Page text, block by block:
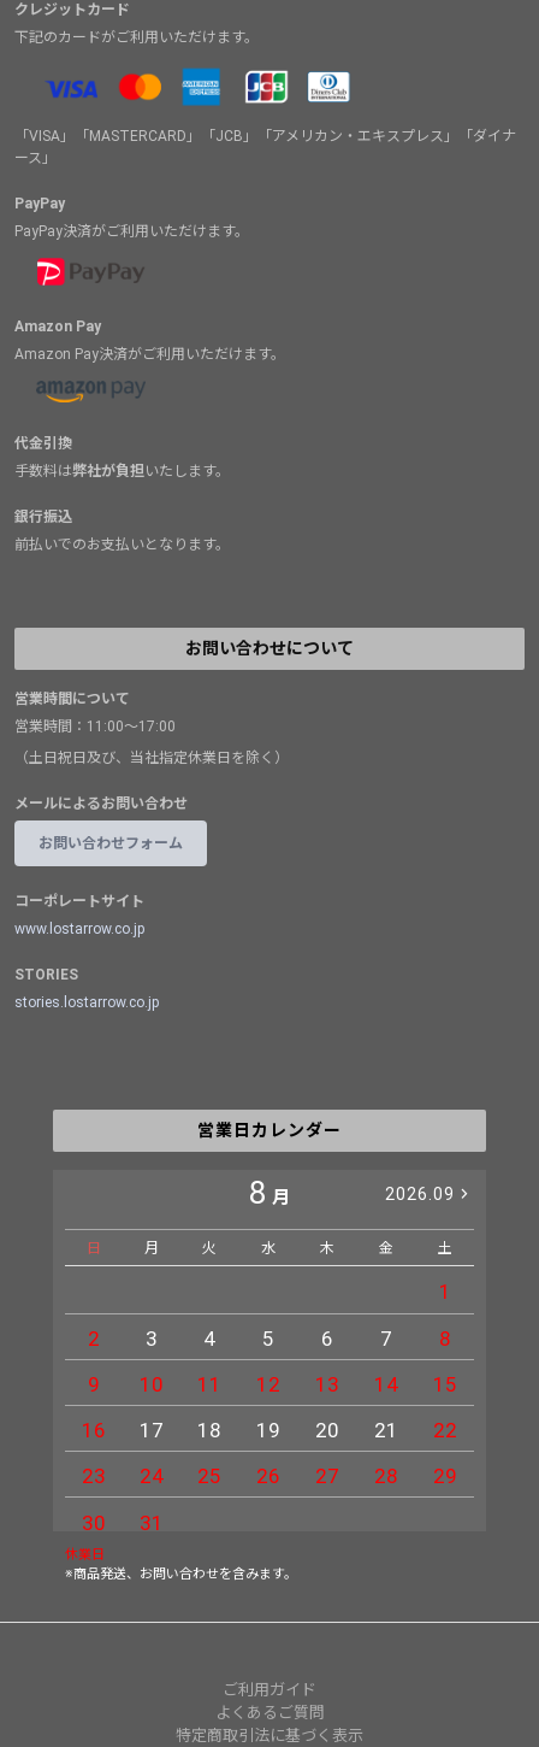
クレジットカード
下記のカードがご利用いただけます。
「VISA」「MASTERCARD」「JCB」「アメリカン・エキスプレス」「ダイナ
ース」
PayPay
PayPay決済がご利用いただけます。
Amazon Pay
Amazon Pay決済がご利用いただけます。
代金引換
手数料は弊社が負担いたします。
銀行振込
前払いでのお支払いとなります。
お問い合わせについて
営業時間について
営業時間：11:00～17:00
（土日祝日及び、当社指定休業日を除く）
メールによるお問い合わせ
お問い合わせフォーム
コーポレートサイト
www.lostarrow.co.jp
STORIES
stories.lostarrow.co.jp
営業日カレンダー
8 月 2026.09
日 月 火 水 木 金 土
1
2
3 4 5 6 7
8
9
10 11 12 13 14
15
16
17 18 19 20 21
22
23
24 25 26 27 28
29
30
31
休業日
※商品発送、お問い合わせを含みます。
ご利用ガイド
よくあるご質問
特定商取引法に基づく表示